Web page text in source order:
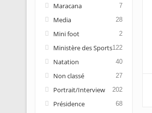
Maracana 7
Media 28
Mini foot 2
Ministère des Sports122
Natation 40
Non classé 27
Portrait/Interview 202
Présidence 68